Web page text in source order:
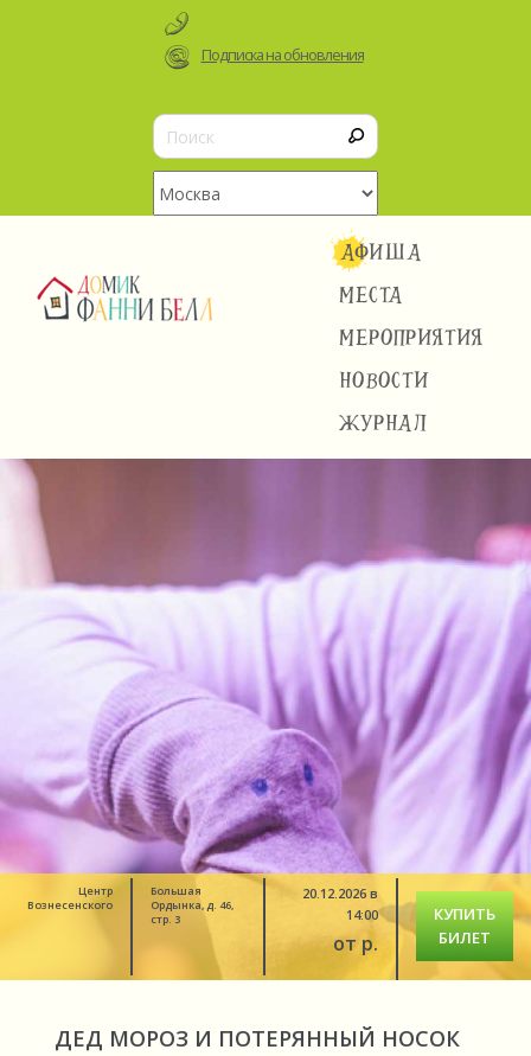
Подписка на обновления
АФИША
МЕСТА
МЕРОПРИЯТИЯ
НОВОСТИ
ЖУРНАЛ
Центр
Вознесенского
Большая
Ордынка, д. 46,
стр. 3
20.12.2026 в
14:00
от р.
КУПИТЬ
БИЛЕТ
ДЕД МОРОЗ И ПОТЕРЯННЫЙ НОСОК